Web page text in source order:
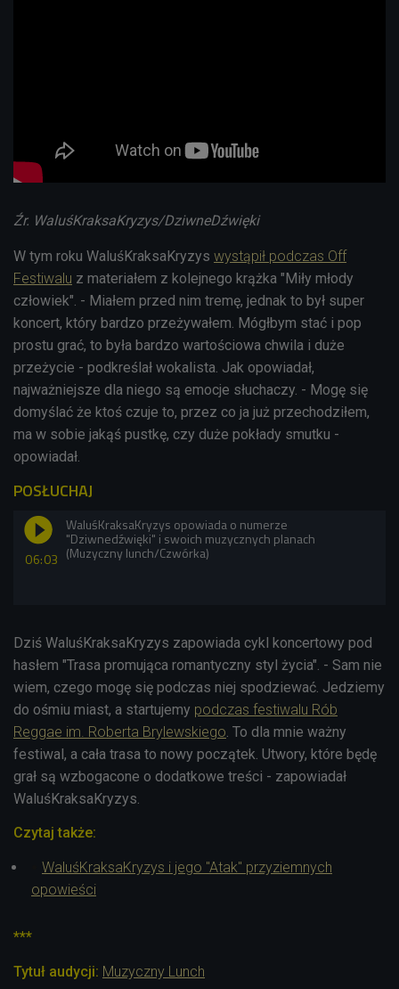
Źr. WaluśKraksaKryzys/DziwneDźwięki
W tym roku WaluśKraksaKryzys wystąpił podczas Off
Festiwalu z materiałem z kolejnego krążka "Miły młody
człowiek". - Miałem przed nim tremę, jednak to był super
koncert, który bardzo przeżywałem. Mógłbym stać i pop
prostu grać, to była bardzo wartościowa chwila i duże
przeżycie - podkreślał wokalista. Jak opowiadał,
najważniejsze dla niego są emocje słuchaczy. - Mogę się
domyślać że ktoś czuje to, przez co ja już przechodziłem,
ma w sobie jakąś pustkę, czy duże pokłady smutku -
opowiadał.
POSŁUCHAJ
06:03
WaluśKraksaKryzys opowiada o numerze
"Dziwnedźwięki" i swoich muzycznych planach
(Muzyczny lunch/Czwórka)
Dziś WaluśKraksaKryzys zapowiada cykl koncertowy pod
hasłem "Trasa promująca romantyczny styl życia". - Sam nie
wiem, czego mogę się podczas niej spodziewać. Jedziemy
do ośmiu miast, a startujemy podczas festiwalu Rób
Reggae im. Roberta Brylewskiego. To dla mnie ważny
festiwal, a cała trasa to nowy początek. Utwory, które będę
grał są wzbogacone o dodatkowe treści - zapowiadał
WaluśKraksaKryzys.
Czytaj także:
WaluśKraksaKryzys i jego "Atak" przyziemnych
opowieści
***
Tytuł audycji: Muzyczny Lunch